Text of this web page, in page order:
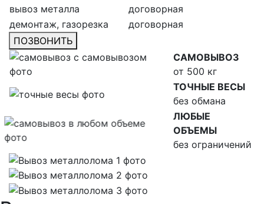
вывоз металла
договорная
демонтаж, газорезка
договорная
ПОЗВОНИТЬ
САМОВЫВОЗ
от 500 кг
ТОЧНЫЕ ВЕСЫ
без обмана
ЛЮБЫЕ
ОБЪЕМЫ
без ограничений